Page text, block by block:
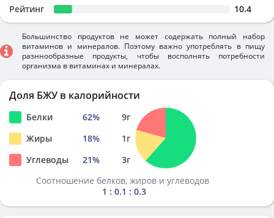
Рейтинг 10.4
Большинство продуктов не может содержать полный набор
витаминов и минералов. Поэтому важно употреблять в пищу
разннообразные продукты, чтобы восполнять потребности
организма в витаминах и минералах.
Доля БЖУ в калорийности
Белки 62% 9г
Жиры
18% 1г
Углеводы
21% 3г
Соотношение белков, жиров и углеводов
1 : 0.1 : 0.3